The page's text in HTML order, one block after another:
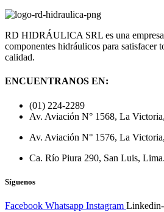
RD HIDRÁULICA SRL es una empresa
componentes hidráulicos para satisfacer
calidad.
ENCUENTRANOS EN:
(01) 224-2289
Av. Aviación N° 1568, La
Av. Aviación N° 1576, La
Ca. Río Piura 290, San Luis, Lima.
Síguenos
Facebook Whatsapp Instagram